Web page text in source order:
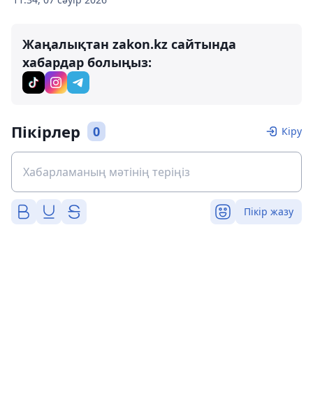
Жаңалықтан zakon.kz сайтында
хабардар болыңыз:
Пікірлер 0 Кіру
Пікір жазу